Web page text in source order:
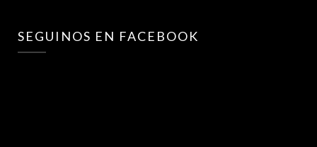
SEGUINOS EN FACEBOOK